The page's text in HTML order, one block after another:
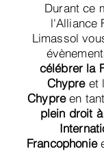
Durant ce
l'Alliance
Limassol
célébrer la
Chypreet
Chypreen
plein droit
Francophonie